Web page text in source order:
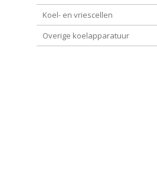
Koel- en vriescellen
Overige koelapparatuur